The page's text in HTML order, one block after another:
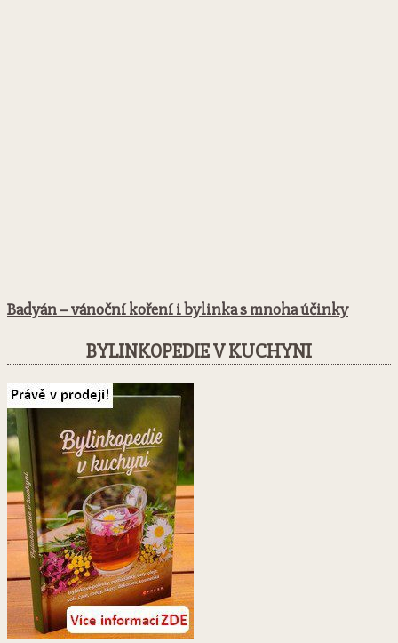
Badyán – vánoční koření i bylinka s mnoha účinky
BYLINKOPEDIE V KUCHYNI